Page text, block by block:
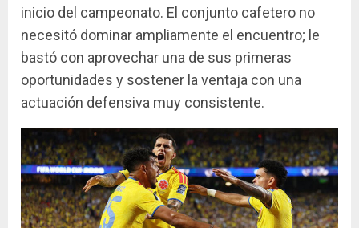
inicio del campeonato. El conjunto cafetero no
necesitó dominar ampliamente el encuentro; le
bastó con aprovechar una de sus primeras
oportunidades y sostener la ventaja con una
actuación defensiva muy consistente.